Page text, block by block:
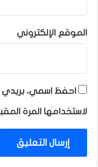
الموقع الإلكتروني
احفظ اسمي، بريدي
لاستخدامها المرة